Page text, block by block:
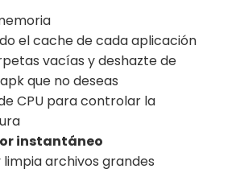
el cache de cada aplicación
vacías y deshazte de
que no deseas
CPU para controlar la
instantáneo
limpia archivos grandes